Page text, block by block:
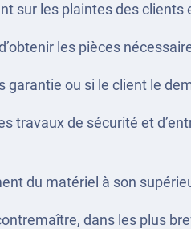
sur les plaintes des clients
les pièces
garantie ou si le client le
travaux de sécurité et
du matériel à son
dans les plus